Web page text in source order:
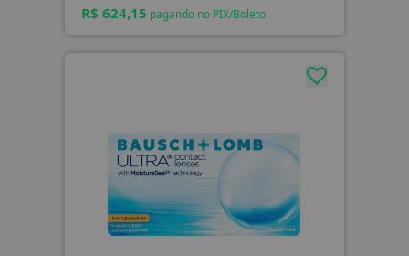
R$ 624,15 pagando no PIX/Boleto